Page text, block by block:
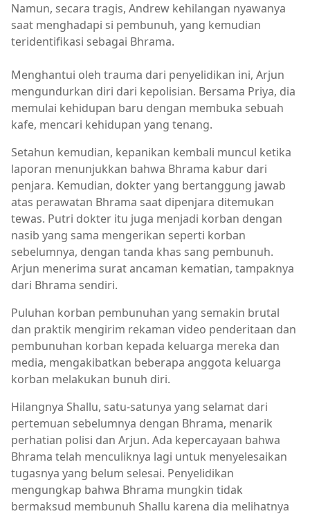
Namun, secara tragis, Andrew kehilangan nyawanya
saat menghadapi si pembunuh, yang kemudian
teridentifikasi sebagai Bhrama.
Menghantui oleh trauma dari penyelidikan ini, Arjun
mengundurkan diri dari kepolisian. Bersama Priya, dia
memulai kehidupan baru dengan membuka sebuah
kafe, mencari kehidupan yang tenang.
Setahun kemudian, kepanikan kembali muncul ketika
laporan menunjukkan bahwa Bhrama kabur dari
penjara. Kemudian, dokter yang bertanggung jawab
atas perawatan Bhrama saat dipenjara ditemukan
tewas. Putri dokter itu juga menjadi korban dengan
nasib yang sama mengerikan seperti korban
sebelumnya, dengan tanda khas sang pembunuh.
Arjun menerima surat ancaman kematian, tampaknya
dari Bhrama sendiri.
Puluhan korban pembunuhan yang semakin brutal
dan praktik mengirim rekaman video penderitaan dan
pembunuhan korban kepada keluarga mereka dan
media, mengakibatkan beberapa anggota keluarga
korban melakukan bunuh diri.
Hilangnya Shallu, satu-satunya yang selamat dari
pertemuan sebelumnya dengan Bhrama, menarik
perhatian polisi dan Arjun. Ada kepercayaan bahwa
Bhrama telah menculiknya lagi untuk menyelesaikan
tugasnya yang belum selesai. Penyelidikan
mengungkap bahwa Bhrama mungkin tidak
bermaksud membunuh Shallu karena dia melihatnya